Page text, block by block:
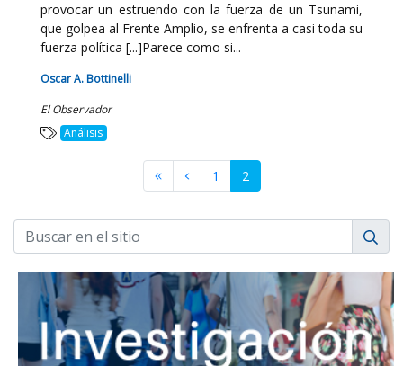
provocar un estruendo con la fuerza de un Tsunami,
que golpea al Frente Amplio, se enfrenta a casi toda su
fuerza política [...]Parece como si...
Oscar A. Bottinelli
El Observador
Análisis
1 2